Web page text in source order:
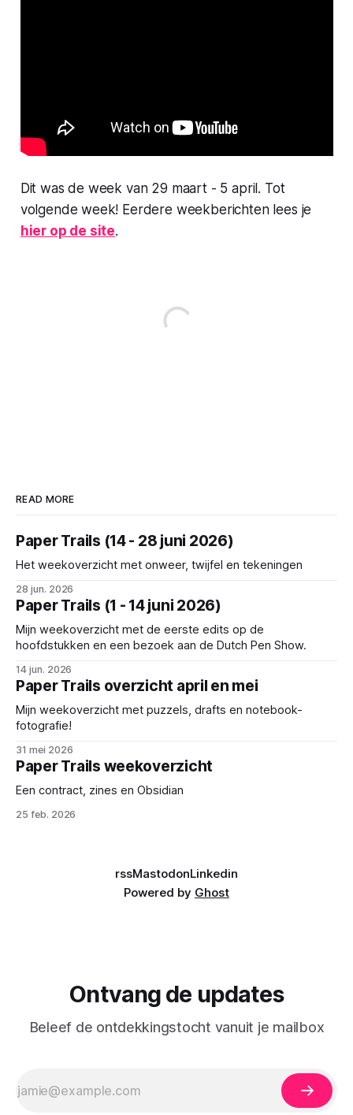
Dit was de week van 29 maart - 5 april. Tot
volgende week! Eerdere weekberichten lees je
hier op de site.
READ MORE
Paper Trails (14 - 28 juni 2026)
Het weekoverzicht met onweer, twijfel en tekeningen
28 jun. 2026
Paper Trails (1 - 14 juni 2026)
Mijn weekoverzicht met de eerste edits op de
hoofdstukken en een bezoek aan de Dutch Pen Show.
14 jun. 2026
Paper Trails overzicht april en mei
Mijn weekoverzicht met puzzels, drafts en notebook-
fotografie!
31 mei 2026
Paper Trails weekoverzicht
Een contract, zines en Obsidian
25 feb. 2026
rssMastodonLinkedin
Powered by Ghost
Ontvang de updates
Beleef de ontdekkingstocht vanuit je mailbox